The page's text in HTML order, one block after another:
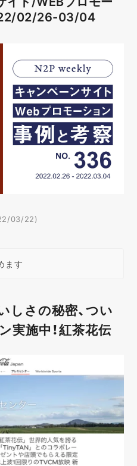
02/26-03/04
03/22)
ます
しさの秘密、つい
実施中！紅茶花伝